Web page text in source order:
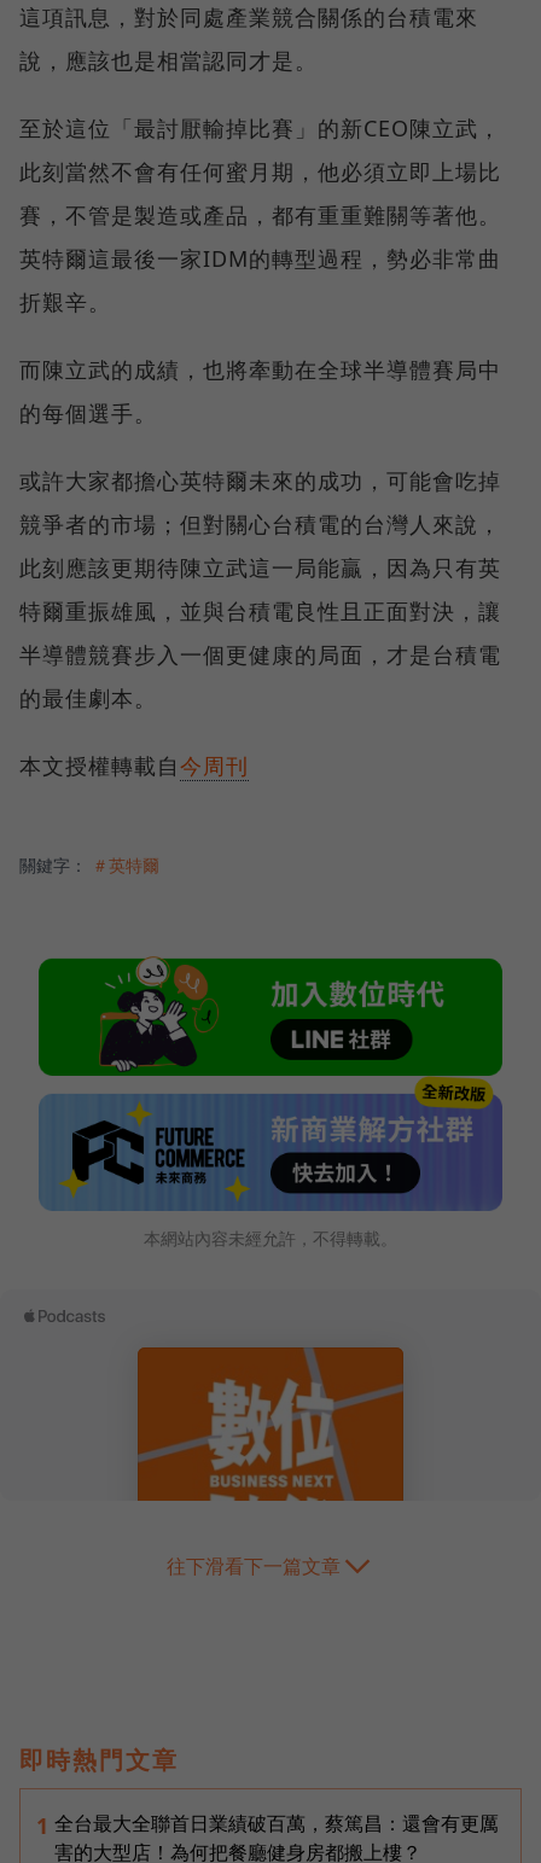
這項訊息，對於同處產業競合關係的台積電來
說，應該也是相當認同才是。
至於這位「最討厭輸掉比賽」的新CEO陳立武，
此刻當然不會有任何蜜月期，他必須立即上場比
賽，不管是製造或產品，都有重重難關等著他。
英特爾這最後一家IDM的轉型過程，勢必非常曲
折艱辛。
而陳立武的成績，也將牽動在全球半導體賽局中
的每個選手。
或許大家都擔心英特爾未來的成功，可能會吃掉
競爭者的市場；但對關心台積電的台灣人來說，
此刻應該更期待陳立武這一局能贏，因為只有英
特爾重振雄風，並與台積電良性且正面對決，讓
半導體競賽步入一個更健康的局面，才是台積電
的最佳劇本。
本文授權轉載自今周刊
關鍵字： ＃英特爾
本網站內容未經允許，不得轉載。
往下滑看下一篇文章
即時熱門文章
1 全台最大全聯首日業績破百萬，蔡篤昌：還會有更厲
害的大型店！為何把餐廳健身房都搬上樓？